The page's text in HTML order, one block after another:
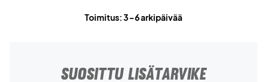
Toimitus: 3-6 arkipäivää
SUOSITTU LISÄTARVIKE